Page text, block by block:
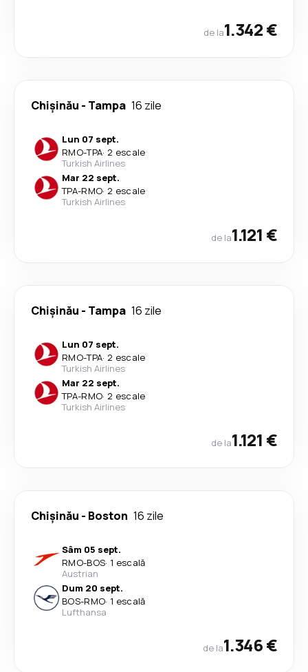
de la1.342 €
Chişinău - Tampa 16 zile
Lun 07 sept.
RMO-TPA· 2 escale
Turkish Airlines
Mar 22 sept.
TPA-RMO· 2 escale
Turkish Airlines
de la1.121 €
Chişinău - Tampa 16 zile
Lun 07 sept.
RMO-TPA· 2 escale
Turkish Airlines
Mar 22 sept.
TPA-RMO· 2 escale
Turkish Airlines
de la1.121 €
Chişinău - Boston 16 zile
Sâm 05 sept.
RMO-BOS· 1 escală
Austrian
Dum 20 sept.
BOS-RMO· 1 escală
Lufthansa
de la1.346 €